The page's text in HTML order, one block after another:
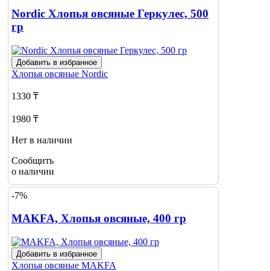
Nordic Хлопья овсяные Геркулес, 500
гр
Добавить в избранное
Хлопья овсяные Nordic
1330 ₸
1980 ₸
Нет в наличии
Сообщить
о наличии
-7%
MAKFA, Хлопья овсяные, 400 гр
Добавить в избранное
Хлопья овсяные MAKFA